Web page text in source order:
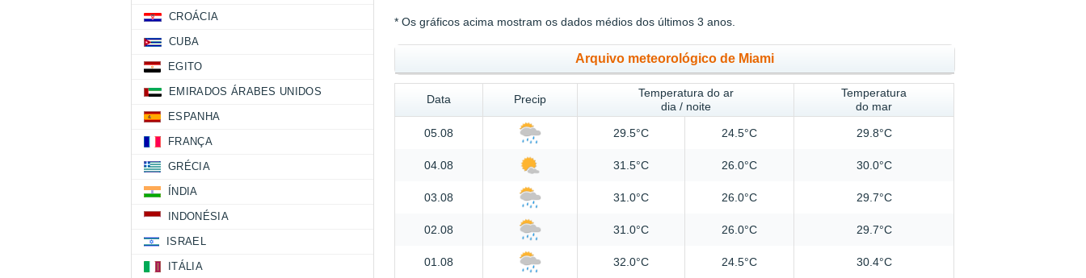
* Os gráficos acima mostram os dados médios dos últimos 3 anos.
Arquivo meteorológico de Miami
Data Precip
Temperatura do ar
dia / noite
Temperatura
do mar
05.08 29.5°C 24.5°C 29.8°C
04.08 31.5°C 26.0°C 30.0°C
03.08 31.0°C 26.0°C 29.7°C
02.08 31.0°C 26.0°C 29.7°C
01.08 32.0°C 24.5°C 30.4°C
CROÁCIA
CUBA
EGITO
EMIRADOS ÁRABES UNIDOS
ESPANHA
FRANÇA
GRÉCIA
ÍNDIA
INDONÉSIA
ISRAEL
ITÁLIA